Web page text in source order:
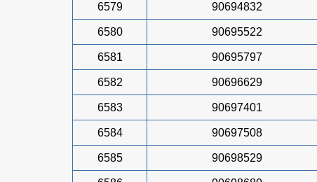
6579 90694832
6580 90695522
6581 90695797
6582 90696629
6583 90697401
6584 90697508
6585 90698529